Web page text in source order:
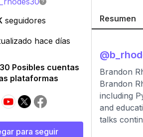
seguidores
hace días
Posibles cuentas
plataformas
para seguir
Resumen
@
Brandon
Brandon
including
and
talks